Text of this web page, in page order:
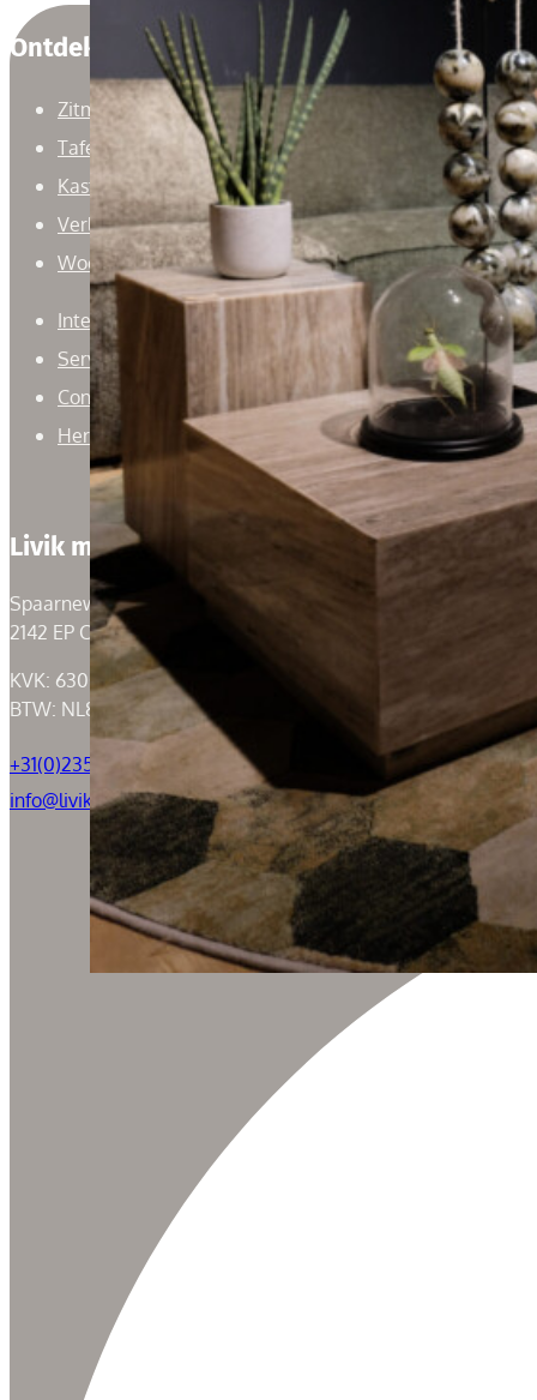
Ontdek
Zitmeubelen
Tafels
Kasten
Verlichting
Woonaccessoires
Interieuradvies
Service
Contact
Herroepingsrecht
Livik meubelen
Spaarneweg 59
2142 EP Cruquius
KVK: 63004526
BTW: NL855050184B01
+31(0)235294739
info@livik.nl